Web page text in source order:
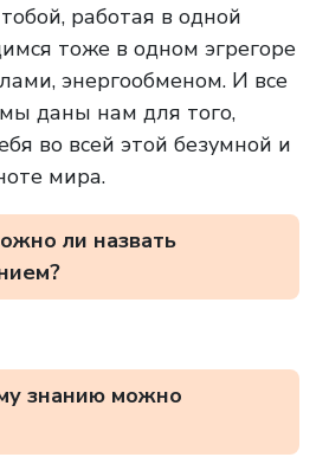
работая в одной
тоже в одном эгрегоре
энергообменом. И все
даны нам для того,
во всей этой безумной и
мира.
ли назвать
знанию можно